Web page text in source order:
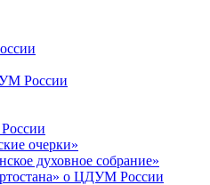
России
очерки»
духовное собрание»
о ЦДУМ России